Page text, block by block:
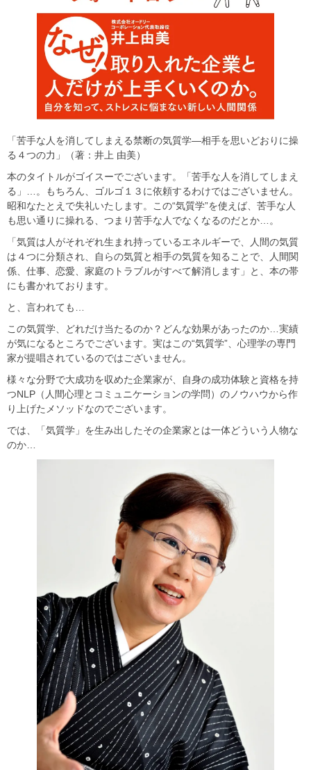
「苦手な人を消してしまえる禁断の気質学―相手を思いどおりに操
る４つの力」（著：井上 由美）
本のタイトルがゴイスーでございます。「苦手な人を消してしまえ
る」…。もちろん、ゴルゴ１３に依頼するわけではございません。
昭和なたとえで失礼いたします。この“気質学”を使えば、苦手な人
も思い通りに操れる、つまり苦手な人でなくなるのだとか…。
「気質は人がそれぞれ生まれ持っているエネルギーで、人間の気質
は４つに分類され、自らの気質と相手の気質を知ることで、人間関
係、仕事、恋愛、家庭のトラブルがすべて解消します」と、本の帯
にも書かれております。
と、言われても…
この気質学、どれだけ当たるのか？どんな効果があったのか…実績
が気になるところでございます。実はこの“気質学”、心理学の専門
家が提唱されているのではございません。
様々な分野で大成功を収めた企業家が、自身の成功体験と資格を持
つNLP（人間心理とコミュニケーションの学問）のノウハウから作
り上げたメソッドなのでございます。
では、「気質学」を生み出したその企業家とは一体どういう人物な
のか…